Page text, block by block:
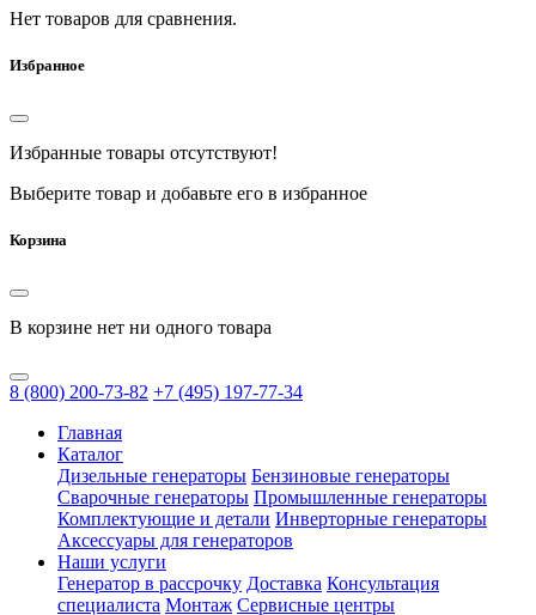
Нет товаров для сравнения.
Избранное
Избранные товары отсутствуют!
Выберите товар и добавьте его в избранное
Корзина
В корзине нет ни одного товара
8 (800) 200-73-82 +7 (495) 197-77-34
Главная
Каталог
Дизельные генераторы Бензиновые генераторы
Сварочные генераторы Промышленные генераторы
Комплектующие и детали Инверторные генераторы
Аксессуары для генераторов
Наши услуги
Генератор в рассрочку Доставка Консультация
специалиста Монтаж Сервисные центры